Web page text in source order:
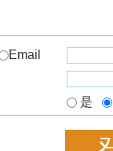
Email
是